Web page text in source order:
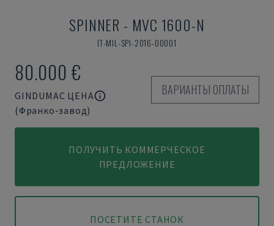
SPINNER - MVC 1600-N
IT-MIL-SPI-2016-00001
80.000 €
GINDUMAC ЦЕНА
(Франко-завод)
ВАРИАНТЫ ОПЛАТЫ
ПОЛУЧИТЬ КОММЕРЧЕСКОЕ
ПРЕДЛОЖЕНИЕ
ПОСЕТИТЕ СТАНОК